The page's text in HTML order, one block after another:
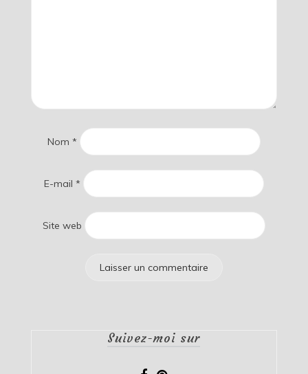
Nom *
E-mail *
Site web
Suivez-moi sur